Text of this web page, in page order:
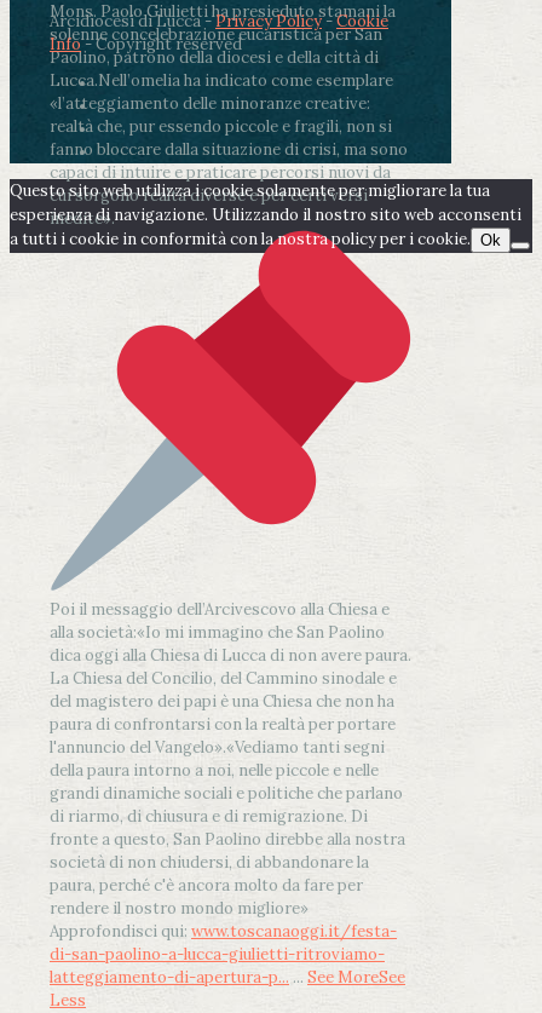
Mons. Paolo Giulietti ha presieduto stamani la
solenne concelebrazione eucaristica per San
Paolino, patrono della diocesi e della città di
Lucca.Nell’omelia ha indicato come esemplare
«l’atteggiamento delle minoranze creative:
realtà che, pur essendo piccole e fragili, non si
fanno bloccare dalla situazione di crisi, ma sono
capaci di intuire e praticare percorsi nuovi da
cui sorgono realtà diverse e per certi versi
inedite».
Poi il messaggio dell’Arcivescovo alla Chiesa e
alla società:«Io mi immagino che San Paolino
dica oggi alla Chiesa di Lucca di non avere paura.
La Chiesa del Concilio, del Cammino sinodale e
del magistero dei papi è una Chiesa che non ha
paura di confrontarsi con la realtà per portare
l'annuncio del Vangelo».«Vediamo tanti segni
della paura intorno a noi, nelle piccole e nelle
grandi dinamiche sociali e politiche che parlano
di riarmo, di chiusura e di remigrazione. Di
fronte a questo, San Paolino direbbe alla nostra
società di non chiudersi, di abbandonare la
paura, perché c'è ancora molto da fare per
rendere il nostro mondo migliore»
Approfondisci qui: www.toscanaoggi.it/festa-
di-san-paolino-a-lucca-giulietti-ritroviamo-
latteggiamento-di-apertura-p... ... See MoreSee
Less
Arcidiocesi di Lucca -Privacy Policy-Cookie
Info- Copyright reserved
Questo sito web utilizza i cookie solamente per migliorare la tua
esperienza di navigazione. Utilizzando il nostro sito web acconsenti
a tutti i cookie in conformità con la nostra policy per i cookie. Ok